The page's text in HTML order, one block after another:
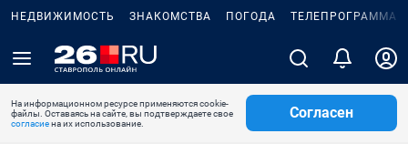
НЕДВИЖИМОСТЬ ЗНАКОМСТВА ПОГОДА ТЕЛЕПРОГРАММА
На информационном ресурсе применяются cookie-
файлы. Оставаясь на сайте, вы подтверждаете свое
согласиена их использование.
Согласен